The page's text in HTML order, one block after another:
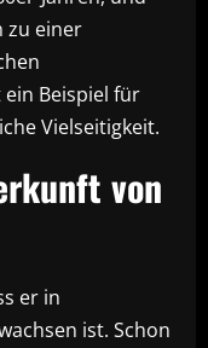
zu einer
ein Beispiel für
Vielseitigkeit.
von
er in
ist. Schon